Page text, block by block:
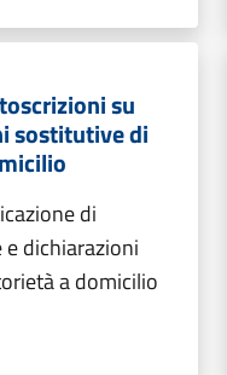
su
sostitutive di
di
dichiarazioni
a domicilio